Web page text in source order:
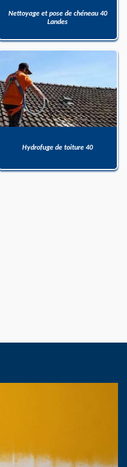
Nettoyage et pose de chéneau 40
Landes
Hydrofuge de toiture 40